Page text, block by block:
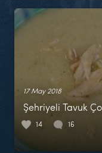
17 May 2018
Şehriyeli Tavuk
14 16